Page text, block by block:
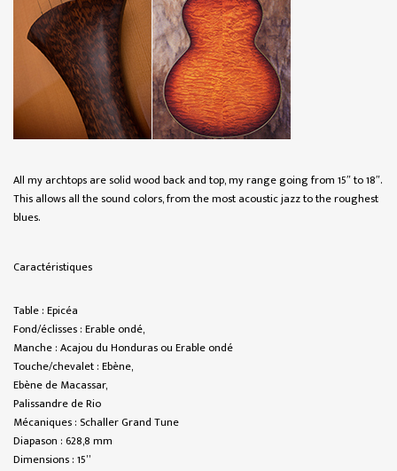
All my archtops are solid wood back and top, my range going from 15″ to 18″.
This allows all the sound colors, from the most acoustic jazz to the roughest
blues.
Caractéristiques
Table : Epicéa
Fond/éclisses : Erable ondé,
Manche : Acajou du Honduras ou Erable ondé
Touche/chevalet : Ebène,
Ebène de Macassar,
Palissandre de Rio
Mécaniques : Schaller Grand Tune
Diapason : 628,8 mm
Dimensions : 15”